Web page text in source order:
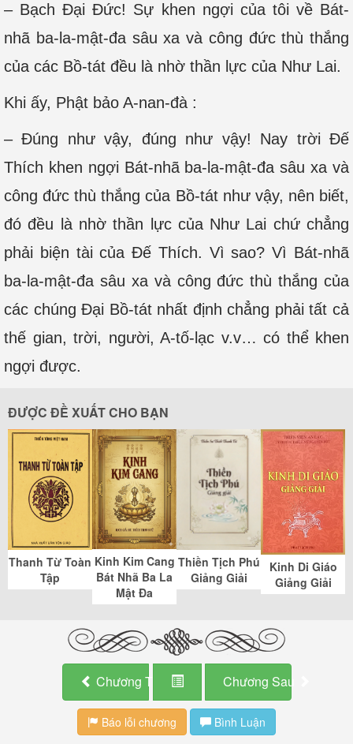
– Bạch Ðại Ðức! Sự khen ngợi của tôi về Bát-
nhã ba-la-mật-đa sâu xa và công đức thù thắng
của các Bồ-tát đều là nhờ thần lực của Như Lai.
Khi ấy, Phật bảo A-nan-đà :
– Đúng như vậy, đúng như vậy! Nay trời Ðế
Thích khen ngợi Bát-nhã ba-la-mật-đa sâu xa và
công đức thù thắng của Bồ-tát như vậy, nên biết,
đó đều là nhờ thần lực của Như Lai chứ chẳng
phải biện tài của Đế Thích. Vì sao? Vì Bát-nhã
ba-la-mật-đa sâu xa và công đức thù thắng của
các chúng Đại Bồ-tát nhất định chẳng phải tất cả
thế gian, trời, người, A-tố-lạc v.v… có thể khen
ngợi được.
ĐƯỢC ĐỀ XUẤT CHO BẠN
Thanh Từ Toàn
Tập
Kinh Kim Cang
Bát Nhã Ba La
Mật Đa
Thiền Tịch Phú
Giảng Giải
Kinh Di Giáo
Giảng Giải
Chương Trước Chương Sau
Báo lỗi chương Bình Luận